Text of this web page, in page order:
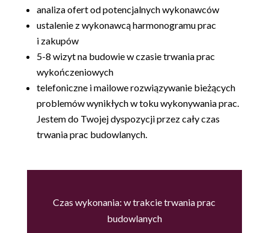
analiza ofert od potencjalnych wykonawców
ustalenie z wykonawcą harmonogramu prac
i zakupów
5-8 wizyt na budowie w czasie trwania prac
wykończeniowych
telefoniczne i mailowe rozwiązywanie bieżących
problemów wynikłych w toku wykonywania prac.
Jestem do Twojej dyspozycji przez cały czas
trwania prac budowlanych.
Czas wykonania: w trakcie trwania prac
budowlanych